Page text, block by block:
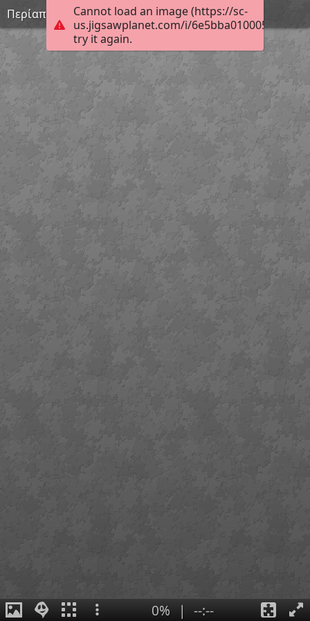
Cannot load an image (https://sc-
us.jigsawplanet.com/i/
try it again.
Περίαπτο σε σχήμα μισοφέγγαρου
0% | --:--